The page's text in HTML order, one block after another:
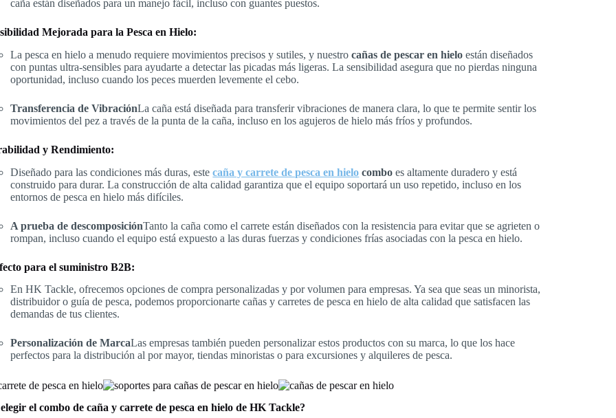
caña están diseñados para un manejo fácil, incluso con guantes puestos.
Mejorada para la Pesca en Hielo:
La pesca en hielo a menudo requiere movimientos precisos y sutiles, y nuestrocañas de pescar en hielo están diseñados
con puntas ultra-sensibles para ayudarte a detectar las picadas más ligeras. La sensibilidad asegura que no pierdas ninguna
oportunidad, incluso cuando los peces muerden levemente el cebo.
Transferencia de VibraciónLa caña está diseñada para transferir vibraciones de manera clara, lo que te permite sentir los
movimientos del pez a través de la punta de la caña, incluso en los agujeros de hielo más fríos y profundos.
y Rendimiento:
Diseñado para las condiciones más duras, estecaña y carrete de pesca en hielo combo es altamente duradero y está
construido para durar. La construcción de alta calidad garantiza que el equipo soportará un uso repetido, incluso en los
entornos de pesca en hielo más difíciles.
A prueba de descomposiciónTanto la caña como el carrete están diseñados con la resistencia para evitar que se agrieten o
rompan, incluso cuando el equipo está expuesto a las duras fuerzas y condiciones frías asociadas con la pesca en hielo.
para el suministro B2B:
En HK Tackle, ofrecemos opciones de compra personalizadas y por volumen para empresas. Ya sea que seas un minorista,
distribuidor o guía de pesca, podemos proporcionarte cañas y carretes de pesca en hielo de alta calidad que satisfacen las
demandas de tus clientes.
Personalización de MarcaLas empresas también pueden personalizar estos productos con su marca, lo que los hace
perfectos para la distribución al por mayor, tiendas minoristas o para excursiones y alquileres de pesca.
el combo de caña y carrete de pesca en hielo de HK Tackle?